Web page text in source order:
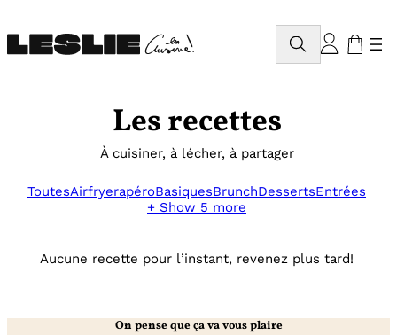
au
contenu
Rechercher
Les recettes
À cuisiner, à lécher, à partager
ToutesAirfryerapéroBasiquesBrunchDessertsEntrées
+ Show 5 more
Aucune recette pour l’instant, revenez plus tard!
On pense que ça va vous plaire